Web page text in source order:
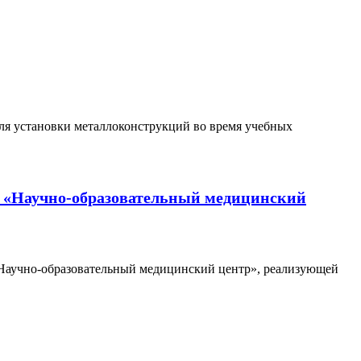
металлоконструкций во время учебных
образовательный медицинский
образовательный медицинский центр», реализующей